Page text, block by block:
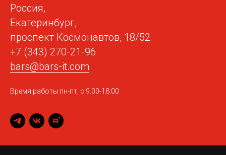
Россия,
Екатеринбург,
проспект Космонавтов, 18/52
+7 (343) 270-21-96
bars@bars-it.com
Время работы пн-пт, с 9.00-18.00